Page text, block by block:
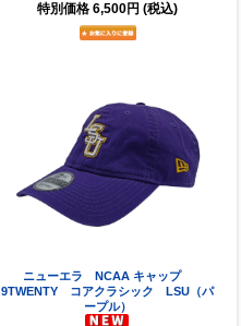
特別価格 6,500円 (税込)
ニューエラ NCAA キャップ
9TWENTY コアクラシック LSU（パ
ープル）